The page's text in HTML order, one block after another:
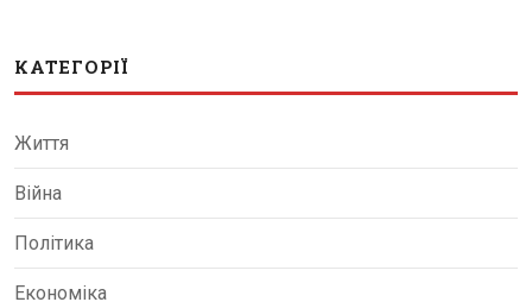
КАТЕГОРІЇ
Життя
Війна
Політика
Економіка